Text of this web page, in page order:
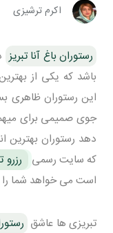
اکرم ترشیزی
رستوران باغ آنا تبریز
باشد که یکی از
این رستوران ظاهری
جوی صمیمی برای
دهد رستوران
که سایت رسمی
رزرو
است می خواهد شما را
تبریزی ها عاشق